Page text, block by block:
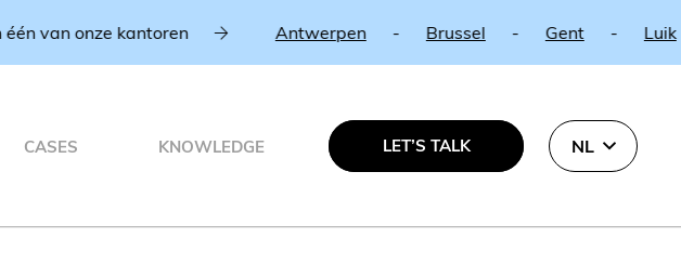
kantoren Antwerpen - Brussel - Gent - Luik
CASES KNOWLEDGE LET’S TALK NL